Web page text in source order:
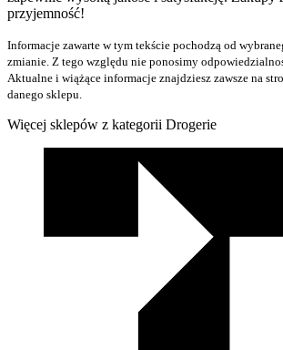
przyjemność!
Informacje zawarte w tym tekście pochodzą od
zmianie. Z tego względu nie ponosimy
Aktualne i wiążące informacje znajdziesz zawsze na
danego sklepu.
Więcej sklepów z kategorii Drogerie